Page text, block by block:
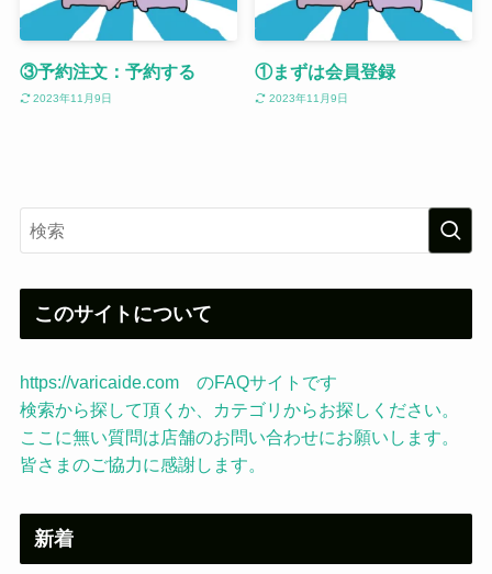
③予約注文：予約する
2023年11月9日
①まずは会員登録
2023年11月9日
このサイトについて
https://varicaide.com のFAQサイトです
検索から探して頂くか、カテゴリからお探しください。
ここに無い質問は店舗のお問い合わせにお願いします。
皆さまのご協力に感謝します。
新着